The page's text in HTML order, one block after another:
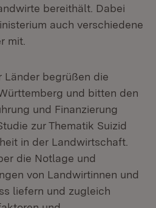
bereithält. Dabei
auch verschiedene
mit.
Länder begrüßen die
und bitten den
und Finanzierung
zur Thematik Suizid
in der Landwirtschaft.
die Notlage und
von Landwirtinnen und
liefern und zugleich